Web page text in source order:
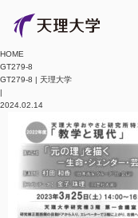
HOME
GT279-8
GT279-8 | 天理大学
|
2024.02.14